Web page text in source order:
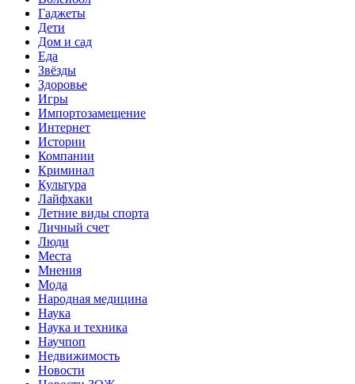
Гаджеты
Дети
Дом и сад
Еда
Звёзды
Здоровье
Игры
Импортозамещение
Интернет
Истории
Компании
Криминал
Культура
Лайфхаки
Летние виды спорта
Личный счет
Люди
Места
Мнения
Мода
Народная медицина
Наука
Наука и техника
Научпоп
Недвижимость
Новости